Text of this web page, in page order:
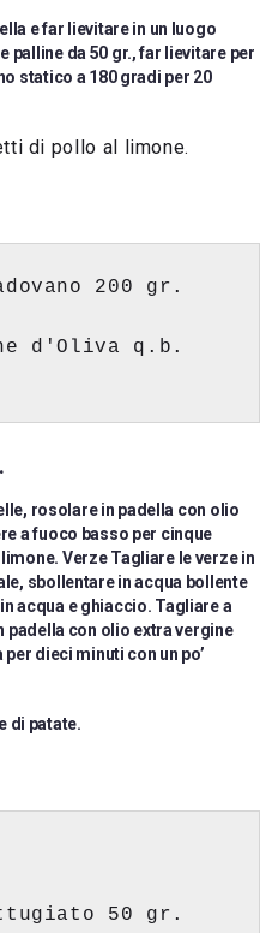
e far lievitare in un luogo
palline da 50 gr., far lievitare per
statico a 180 gradi per 20
di pollo al limone.
200 gr.
d'Oliva q.b.
rosolare in padella con olio
a fuoco basso per cinque
Verze Tagliare le verze in
sbollentare in acqua bollente
acqua e ghiaccio. Tagliare a
padella con olio extra vergine
dieci minuti con un po’
di patate.
50 gr.